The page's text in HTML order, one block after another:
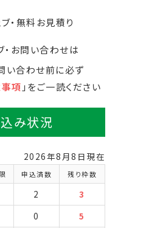
い合わせ前に必ず
項 」をご一読ください
み状況
2026年8月8日現在
申込済数 残り枠数
2
3
0
5